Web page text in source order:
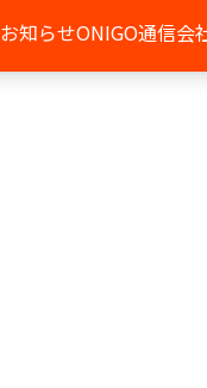
お知らせONIGO通信会